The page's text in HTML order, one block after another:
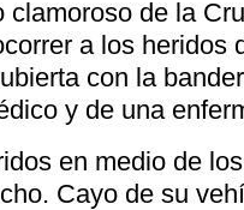
clamoroso de la
a los heridos
con la
y de una
en medio de
Cayo de su